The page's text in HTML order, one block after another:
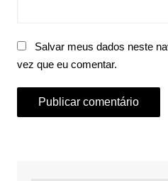
Salvar meus dados neste
vez que eu comentar.